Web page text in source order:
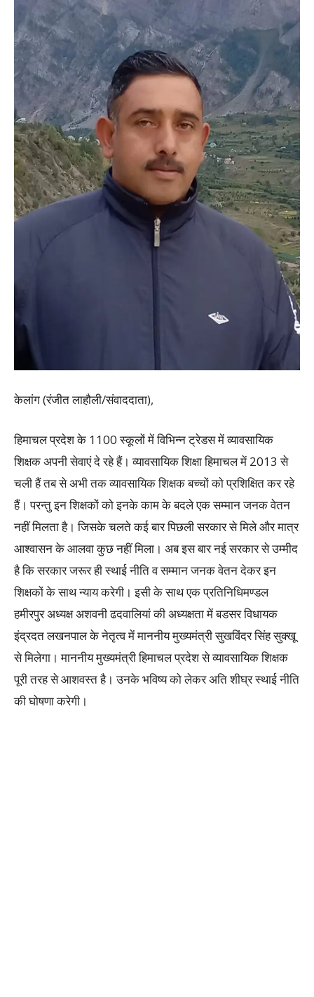
केलांग (रंजीत लाहौली/संवाददाता),
हिमाचल प्रदेश के 1100 स्कूलों में विभिन्न ट्रेडस में व्यावसायिक
शिक्षक अपनी सेवाएं दे रहे हैं। व्यावसायिक शिक्षा हिमाचल में 2013 से
चली हैं तब से अभी तक व्यावसायिक शिक्षक बच्चों को प्रशिक्षित कर रहे
हैं। परन्तु इन शिक्षकों को इनके काम के बदले एक सम्मान जनक वेतन
नहीं मिलता है। जिसके चलते कई बार पिछली सरकार से मिले और मात्र
आश्वासन के आलवा कुछ नहीं मिला। अब इस बार नई सरकार से उम्मीद
है कि सरकार जरूर ही स्थाई नीति व सम्मान जनक वेतन देकर इन
शिक्षकों के साथ न्याय करेगी। इसी के साथ एक प्रतिनिधिमण्डल
हमीरपुर अध्यक्ष अशवनी ढदवालियां की अध्यक्षता में बडसर विधायक
इंद्रदत लखनपाल के नेतृत्व में माननीय मुख्यमंत्री सुखविंदर सिंह सुक्खू
से मिलेगा। माननीय मुख्यमंत्री हिमाचल प्रदेश से व्यावसायिक शिक्षक
पूरी तरह से आशवस्त है। उनके भविष्य को लेकर अति शीघ्र स्थाई नीति
की घोषणा करेगी।